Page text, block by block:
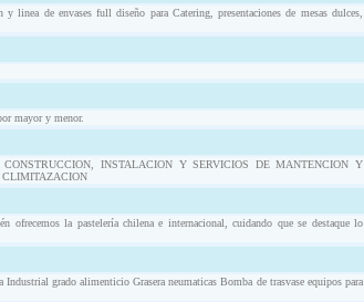
y linea de envases full diseño para Catering, presentaciones de mesas dulces,
mayor y menor.
INSTALACION Y SERVICIOS DE MANTENCION Y
CLIMITAZACION
ofrecemos la pastelería chilena e internacional, cuidando que se destaque lo
grado alimenticio Grasera neumaticas Bomba de trasvase equipos para